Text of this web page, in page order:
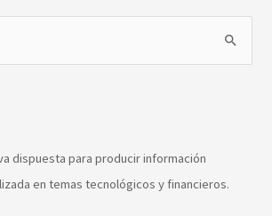
dispuesta para producir información
en temas tecnológicos y financieros.